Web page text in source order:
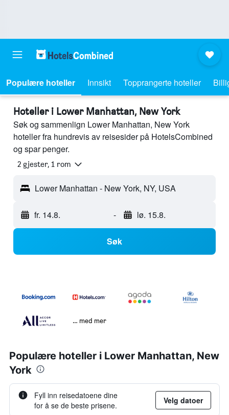
Populære hoteller Innsikt Topprangerte hoteller
Hoteller i Lower Manhattan, New York
Søk og sammenlign Lower Manhattan, New York
hoteller fra hundrevis av reisesider på HotelsCombined
og spar penger.
2 gjester, 1 rom
Lower Manhattan - New York, NY, USA
fr. 14.8. - lø. 15.8.
Søk
… med mer
Populære hoteller i Lower Manhattan, New
York
Fyll inn reisedatoene dine
for å se de beste prisene.
Velg datoer